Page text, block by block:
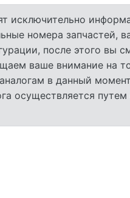
исключительно
номера запчастей,
после этого вы
ваше внимание на
в данный
осуществляется